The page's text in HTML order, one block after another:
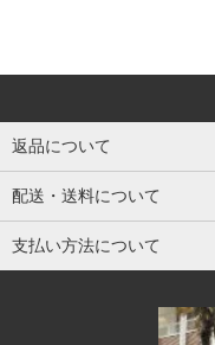
返品について
配送・送料について
支払い方法について